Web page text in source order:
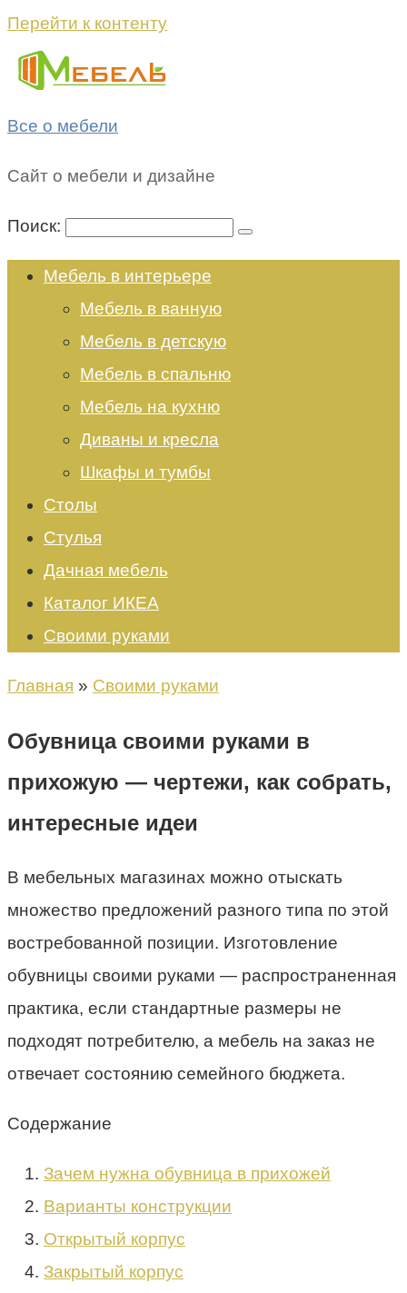
Перейти к контенту
Все о мебели
Сайт о мебели и дизайне
Поиск:
Мебель в интерьере
Мебель в ванную
Мебель в детскую
Мебель в спальню
Мебель на кухню
Диваны и кресла
Шкафы и тумбы
Столы
Стулья
Дачная мебель
Каталог ИКЕА
Своими руками
Главная » Своими руками
Обувница своими руками в
прихожую — чертежи, как собрать,
интересные идеи
В мебельных магазинах можно отыскать
множество предложений разного типа по этой
востребованной позиции. Изготовление
обувницы своими руками — распространенная
практика, если стандартные размеры не
подходят потребителю, а мебель на заказ не
отвечает состоянию семейного бюджета.
Содержание
Зачем нужна обувница в прихожей
Варианты конструкции
Открытый корпус
Закрытый корпус